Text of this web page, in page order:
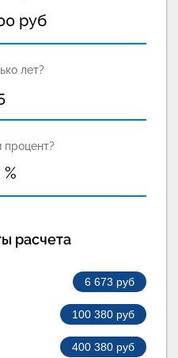
руб
лет?
процент?
%
расчета
6 673 руб
100 380 руб
400 380 руб